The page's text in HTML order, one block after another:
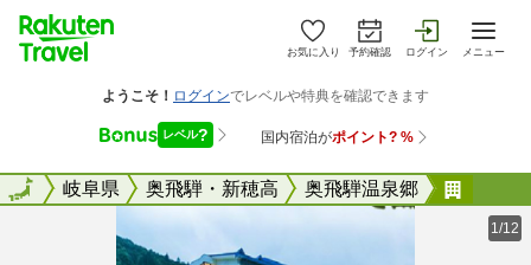
お気に入り 予約確認 ログイン メニュー
全国岐阜県 奥飛騨・新穂高 奥飛騨温泉郷
全国
1/12